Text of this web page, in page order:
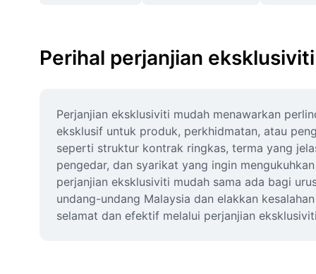
Perihal perjanjian
Perjanjian eksklusiviti mudah menawarkan
eksklusif untuk produk, perkhidmatan, atau
seperti struktur kontrak ringkas, terma yang
pengedar, dan syarikat yang ingin
perjanjian eksklusiviti mudah sama ada bagi
undang-undang Malaysia dan elakkan
selamat dan efektif melalui perjanjian